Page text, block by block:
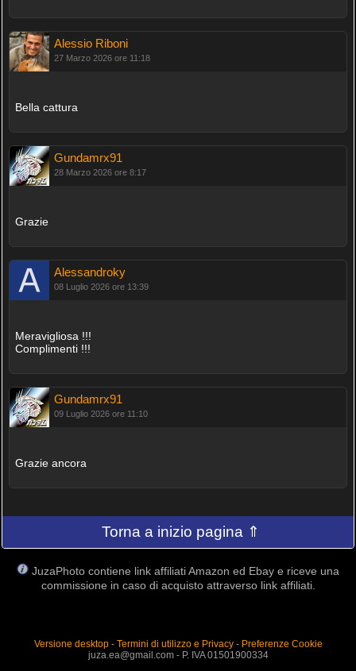
Alessio Riboni
27 Marzo 2026 ore 11:18
Bella cattura
Gundamrx91
28 Marzo 2026 ore 8:17
Grazie
Alessandroky
08 Luglio 2026 ore 13:39
Meravigliosa !!!
Complimenti !!!
Gundamrx91
09 Luglio 2026 ore 11:10
Grazie ancora
Torna a inizio pagina ⇑
JuzaPhoto contiene link affiliati Amazon ed Ebay e riceve una
commissione in caso di acquisto attraverso link affiliati.
Versione desktop- Termini di utilizzo e Privacy- Preferenze Cookie
juza.ea@gmail.com - P. IVA 01501900334